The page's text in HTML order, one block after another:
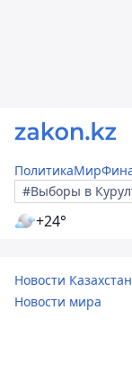
ПолитикаМир
#Выборы в
+24°
Новости
Новости мира